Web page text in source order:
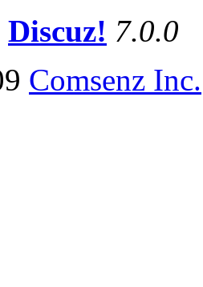
Discuz! 7.0.0
Comsenz Inc.